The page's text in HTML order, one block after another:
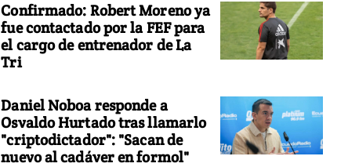
Confirmado: Robert Moreno ya
fue contactado por la FEF para
el cargo de entrenador de La
Tri
Daniel Noboa responde a
Osvaldo Hurtado tras llamarlo
"criptodictador": "Sacan de
nuevo al cadáver en formol"